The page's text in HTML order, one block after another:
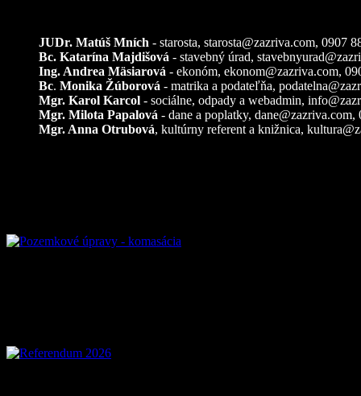
JUDr. Matúš Mních - starosta, starosta@zazriva.com, 0907
Bc. Katarína Majdišová - stavebný úrad,
Ing. Andrea Mäsiarová - ekonóm, ekonom@zazriva.com,
Bc. Monika Žúborová - matrika a podateľňa,
Mgr. Karol Karcol - sociálne, odpady a webadmin,
Mgr. Milota Papalová - dane a poplatky, dane@zazriva.com,
Mgr. Anna Otrubová, kultúrny referent a knižnica,